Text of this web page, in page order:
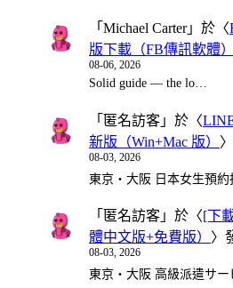
「 Michael Carter」於〈
版下載（FB傳訊軟體）
08-06, 2026
Solid guide — the lo…
「 匿名訪客 」於〈
新版（Win+Mac 版）
08-03, 2026
東京・大阪 日本女生預
「 匿名訪客 」於〈[下
體中文版+免費版） 〉
08-03, 2026
東京・大阪 高級派遣サ